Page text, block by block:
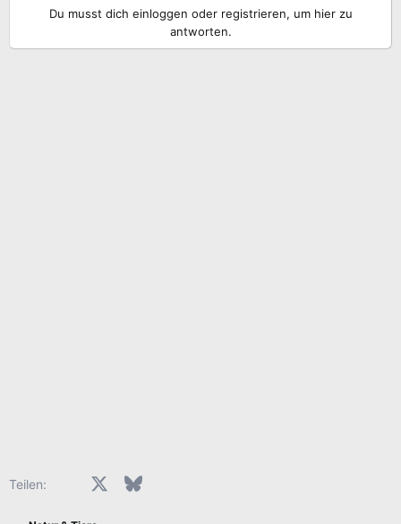
Du musst dich einloggen oder registrieren, um hier zu
antworten.
Teilen: FacebookX (Twitter)Bluesky